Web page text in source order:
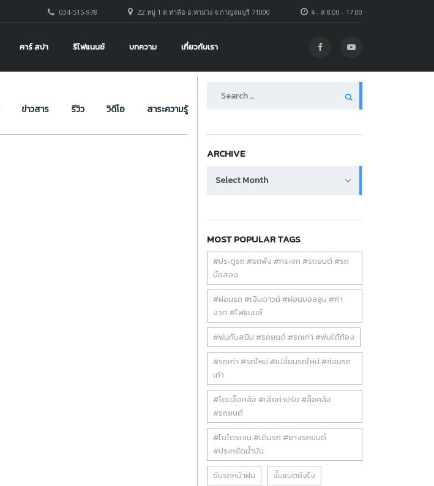
จ - ส 8.00 - 17.00
22 หมู่ 1 ต.ท่าล้อ อ.ท่าม่วง จ.กาญจนบุรี 71000
034-515-978
คาร์ สปา รีไฟแนนซ์ บทความ เกี่ยวกับเรา
ข่าวสาร รีวิว วิดีโอ สาระความรู้
ARCHIVE
Select Month
MOST POPULAR TAGS
#ประตูรถ #รถพัง #กระจก #รถยนต์ #รถ
มือสอง
#ผ่อนรถ #เงินดาวน์ #ผ่อนบอลลูน #ค่า
งวด #ไฟแนนซ์
#พ่นกันสนิม #รถยนต์ #รถเก่า #พ่นใต้ท้อง
#รถเก่า #รถใหม่ #เปลี่ยนรถใหม่ #ซ่อมรถ
เก่า
#โดนล็อคล้อ #เสียค่าปรับ #ล็อคล้อ
#รถยนต์
#ไนโตรเจน #เติมรถ #ยางรถยนต์
#ประหยัดน้ำมัน
ขับรถหน้าฝน จั้มแบตยังไง